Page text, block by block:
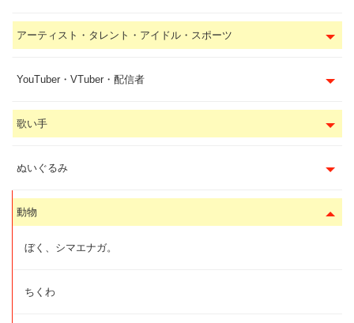
アーティスト・タレント・アイドル・スポーツ
YouTuber・VTuber・配信者
歌い手
ぬいぐるみ
動物
ぼく、シマエナガ。
ちくわ